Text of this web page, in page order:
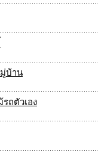
บ้าน
ถตัวเอง